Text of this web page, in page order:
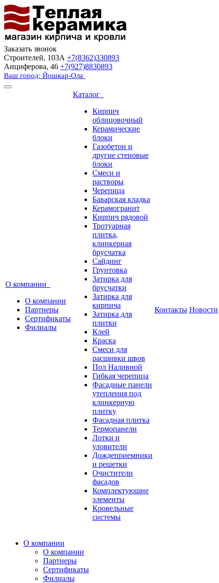
Заказать звонок
Строителей, 103А +7(8362)330893
Анциферова, 46 +7(927)8830893
Ваш город: Йошкар-Ола
О компании
О компании
Партнеры
Сертификаты
Филиалы
Каталог
Кирпич
облицовочный
Керамические
блоки
Газобетон и
другие стеновые
блоки
Смеси и
растворы
Черепица
Баварская кладка
Керамогранит
Кирпич рядовой
Тротуарная
плитка,
клинкерная
брусчатка
Сайдинг
Грунтовка
Затирка для
брусчатки
Затирка для
кирпича
Затирка для
плитки
Клей
Краска
Смеси для
расшивки швов
Пол Наливной
Гибкая черепица
Фасадные панели
утепления под
клинкерную
плитку
Фасадная плитка
Термопанели
Лотки и
уловители
Дождеприемники
и решетки
Очистители
фасадов
Комплектующие
элементы
Кровельные
системы
Контакты Новости
О компании
О компании
Партнеры
Сертификаты
Филиалы